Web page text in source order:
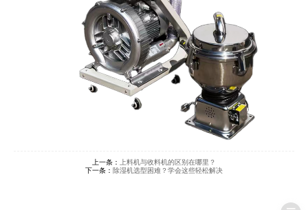
上一条：
上料机与收料机的区别在哪里？
下一条： 除湿机选型困难？学会这些轻松解决